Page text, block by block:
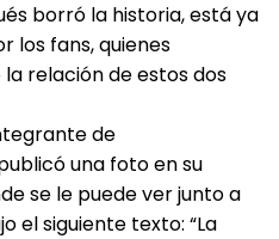
borró la historia, está ya
los fans, quienes
relación de estos dos
de
una foto en su
se le puede ver junto a
el siguiente texto: “La